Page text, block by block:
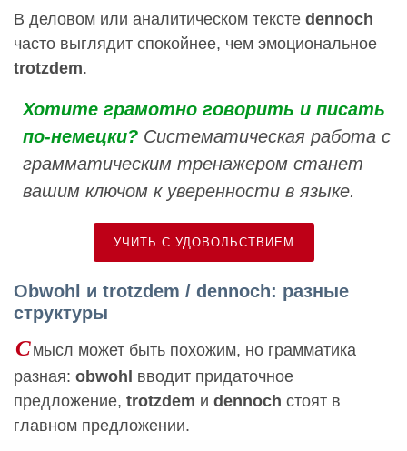
В деловом или аналитическом тексте dennoch
часто выглядит спокойнее, чем эмоциональное
trotzdem.
Хотите грамотно говорить и писать
по-немецки? Систематическая работа с
грамматическим тренажером станет
вашим ключом к уверенности в языке.
УЧИТЬ С УДОВОЛЬСТВИЕМ
Obwohl и trotzdem / dennoch: разные
структуры
Смысл может быть похожим, но грамматика
разная: obwohl вводит придаточное
предложение, trotzdem и dennoch стоят в
главном предложении.